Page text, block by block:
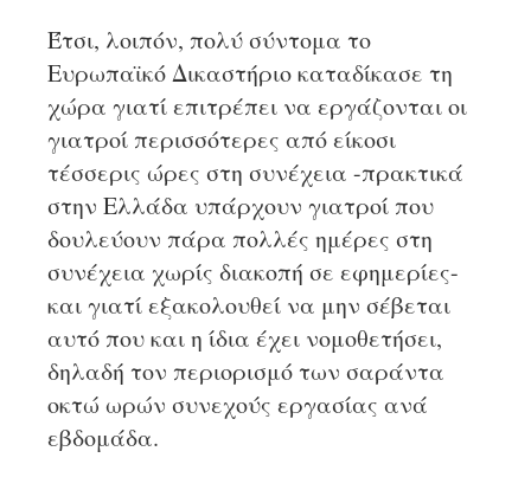
Έτσι, λοιπόν, πολύ σύντομα το
Ευρωπαϊκό Δικαστήριο καταδίκασε τη
χώρα γιατί επιτρέπει να εργάζονται οι
γιατροί περισσότερες από είκοσι
τέσσερις ώρες στη συνέχεια -πρακτικά
στην Ελλάδα υπάρχουν γιατροί που
δουλεύουν πάρα πολλές ημέρες στη
συνέχεια χωρίς διακοπή σε εφημερίες-
και γιατί εξακολουθεί να μην σέβεται
αυτό που και η ίδια έχει νομοθετήσει,
δηλαδή τον περιορισμό των σαράντα
οκτώ ωρών συνεχούς εργασίας ανά
εβδομάδα.